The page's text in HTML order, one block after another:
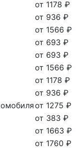
от 1178 ₽
от 936 ₽
от 1566 ₽
от 693 ₽
от 693 ₽
от 1566 ₽
от 1178 ₽
от 936 ₽
от 1275 ₽
от 383 ₽
от 1663 ₽
от 1760 ₽